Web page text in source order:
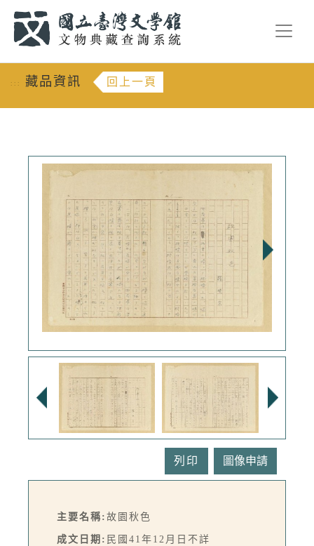
::: 藏品資訊 回上一頁
列印
主要名稱: 故園秋色
成文日期: 民國41年12月日不詳